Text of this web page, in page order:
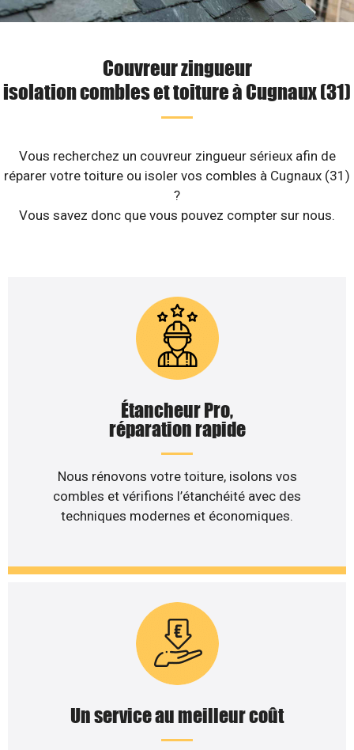
Couvreur zingueur
isolation combles et toiture à Cugnaux (31)
Vous recherchez un couvreur zingueur sérieux afin de
réparer votre toiture ou isoler vos combles à Cugnaux (31)
?
Vous savez donc que vous pouvez compter sur nous.
Étancheur Pro,
réparation rapide
Nous rénovons votre toiture, isolons vos
combles et vérifions l’étanchéité avec des
techniques modernes et économiques.
Un service au meilleur coût